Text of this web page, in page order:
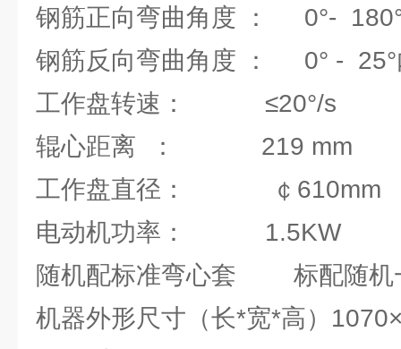
钢筋正向弯曲角度 ： 0°-
钢筋反向弯曲角度 ： 0° - 25°
工作盘转速： ≤20°/s
辊心距离 ： 219 mm
工作盘直径： ￠610mm
电动机功率： 1.5KW
随机配标准弯心套 标配随机
机器外形尺寸（长*宽*高）